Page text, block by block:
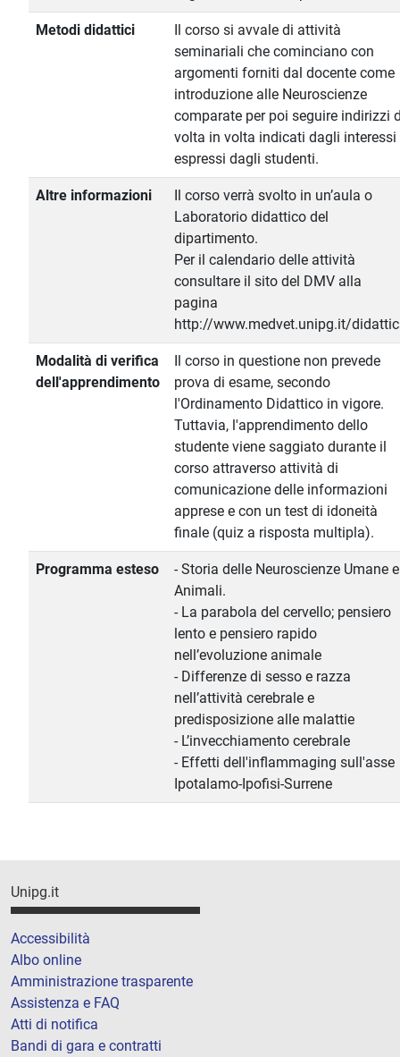
Metodi didattici
Il corso si avvale di attività
seminariali che cominciano con
argomenti forniti dal docente come
introduzione alle Neuroscienze
comparate per poi seguire indirizzi
volta in volta indicati dagli interessi
espressi dagli studenti.
Altre informazioni
Il corso verrà svolto in un’aula o
Laboratorio didattico del
dipartimento.
Per il calendario delle attività
consultare il sito del DMV alla
pagina
http://www.medvet.unipg.it/
Modalità di verifica
dell'apprendimento
Il corso in questione non prevede
prova di esame, secondo
l'Ordinamento Didattico in vigore.
Tuttavia, l'apprendimento dello
studente viene saggiato durante il
corso attraverso attività di
comunicazione delle informazioni
apprese e con un test di idoneità
finale (quiz a risposta multipla).
Programma esteso
- Storia delle Neuroscienze Umane e
Animali.
- La parabola del cervello; pensiero
lento e pensiero rapido
nell’evoluzione animale
- Differenze di sesso e razza
nell’attività cerebrale e
predisposizione alle malattie
- L’invecchiamento cerebrale
- Effetti dell'inflammaging sull'asse
Ipotalamo-Ipofisi-Surrene
Unipg.it
Accessibilità
Albo online
Amministrazione trasparente
Assistenza e FAQ
Atti di notifica
Bandi di gara e contratti